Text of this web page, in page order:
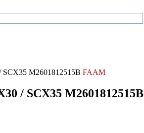
SCX35 M2601812515B FAAM
/ SCX35 M2601812515B